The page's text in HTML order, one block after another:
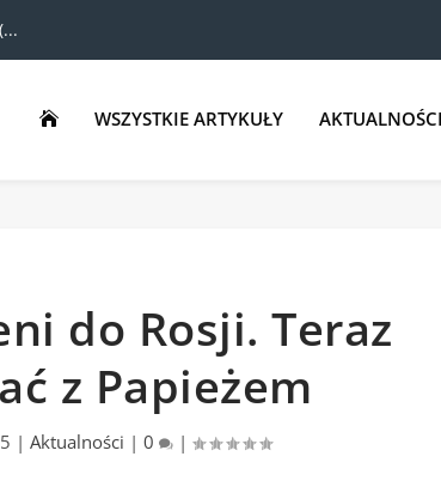
 WSZYSTKIE ARTYKUŁY
do Rosji. Teraz
z Papieżem
|Aktualności |0 |